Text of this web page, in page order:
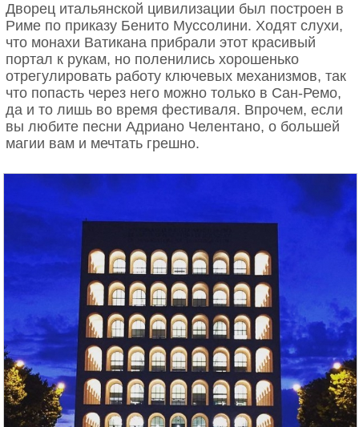
Дворец итальянской цивилизации был построен в
Риме по приказу Бенито Муссолини. Ходят слухи,
что монахи Ватикана прибрали этот красивый
портал к рукам, но поленились хорошенько
отрегулировать работу ключевых механизмов, так
что попасть через него можно только в Сан-Ремо,
да и то лишь во время фестиваля. Впрочем, если
вы любите песни Адриано Челентано, о большей
магии вам и мечтать грешно.